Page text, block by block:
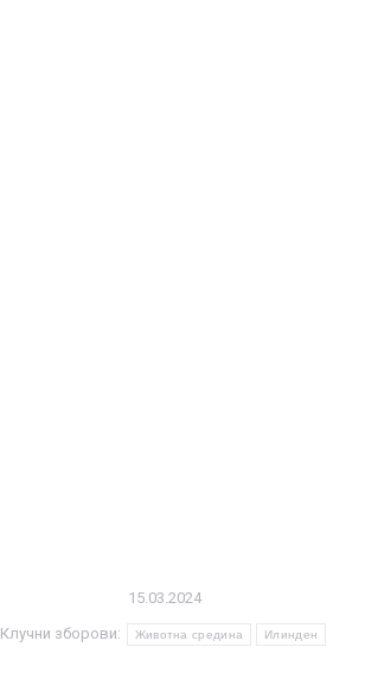
15.03.2024
Клучни зборови: Животна средина Илинден